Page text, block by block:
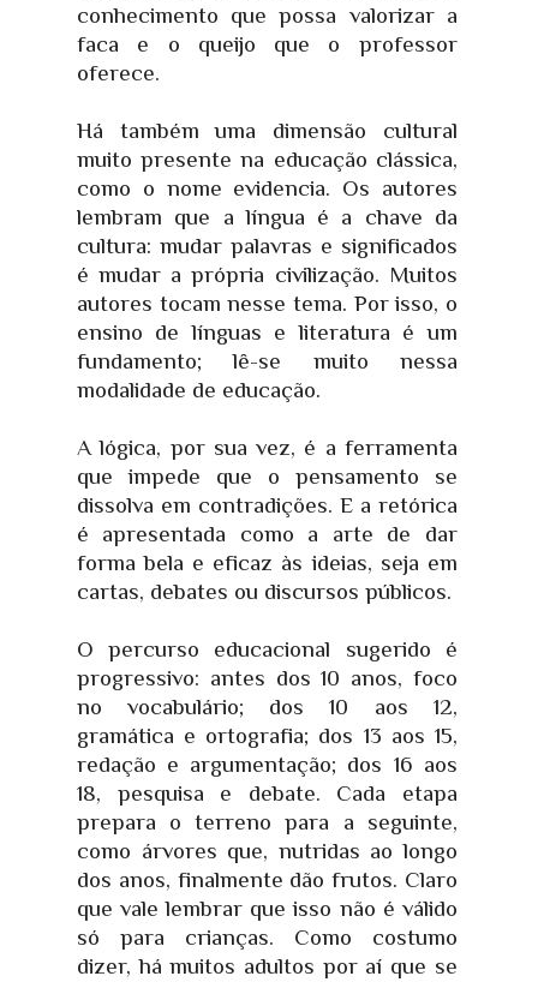
conhecimento que possa valorizar a
faca e o queijo que o professor
oferece.
Há também uma dimensão cultural
muito presente na educação clássica,
como o nome evidencia. Os autores
lembram que a língua é a chave da
cultura: mudar palavras e significados
é mudar a própria civilização. Muitos
autores tocam nesse tema. Por isso, o
ensino de línguas e literatura é um
fundamento; lê-se muito nessa
modalidade de educação.
A lógica, por sua vez, é a ferramenta
que impede que o pensamento se
dissolva em contradições. E a retórica
é apresentada como a arte de dar
forma bela e eficaz às ideias, seja em
cartas, debates ou discursos públicos.
O percurso educacional sugerido é
progressivo: antes dos 10 anos, foco
no vocabulário; dos 10 aos 12,
gramática e ortografia; dos 13 aos 15,
redação e argumentação; dos 16 aos
18, pesquisa e debate. Cada etapa
prepara o terreno para a seguinte,
como árvores que, nutridas ao longo
dos anos, finalmente dão frutos. Claro
que vale lembrar que isso não é válido
só para crianças. Como costumo
dizer, há muitos adultos por aí que se